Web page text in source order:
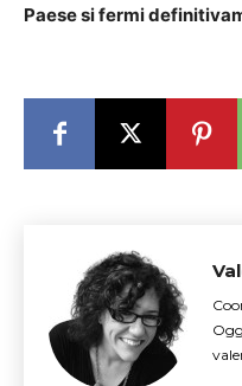
Paese si fermi